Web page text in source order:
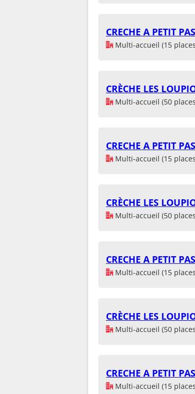
CRECHE A PETIT PAS
Multi-accueil (15
CRÈCHE LES
Multi-accueil (50
CRECHE A PETIT PAS
Multi-accueil (15
CRÈCHE LES
Multi-accueil (50
CRECHE A PETIT PAS
Multi-accueil (15
CRÈCHE LES
Multi-accueil (50
CRECHE A PETIT PAS
Multi-accueil (15